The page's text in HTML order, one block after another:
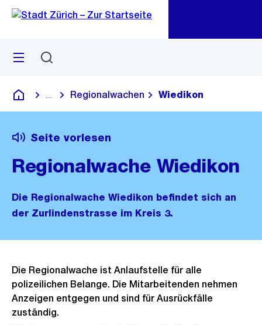
Navigation
Sprunglink
Menü
Deutsch
Blende alle Breadcrumbs ein
Regionalwachen Wiedikon
Seite vorlesen
Regionalwache Wiedikon
Die Regionalwache Wiedikon befindet sich an
der Zurlindenstrasse im Kreis 3.
Die Regionalwache ist Anlaufstelle für alle
polizeilichen Belange. Die Mitarbeitenden nehmen
Anzeigen entgegen und sind für Ausrückfälle
zuständig.